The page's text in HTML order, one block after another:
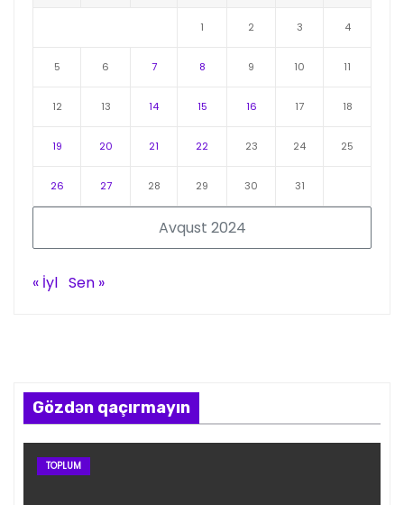
Avqust 2024
1 2 3 4
5 6 7 8 9 10 11
12 13 14 15 16 17 18
19 20 21 22 23 24 25
26 27 28 29 30 31
« İyl Sen »
Gözdən qaçırmayın
TOPLUM